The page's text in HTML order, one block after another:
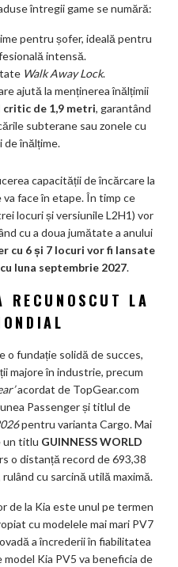
întregii game se numără:
pentru șofer, ideală pentru
intensă.
Walk Away Lock.
ajută la menținerea înălțimii
critic de 1,9 metri, garantând
subterane sau zonele cu
de înălțime.
capacității de încărcare la
va face în etape. În timp ce
locuri și versiunile L2H1) vor
cu a doua jumătate a anului
cu 6 și 7 locuri vor fi lansate
luna septembrie 2027.
RECUNOSCUT LA
o fundație solidă de succes,
majore în industrie, precum
acordat de TopGear.com
Passenger și titlul de
pentru varianta Cargo. Mai
un titlu GUINNESS WORLD
o distanță record de 693,38
cu sarcină utilă maximă.
de la Kia este unul pe termen
cu modelele mai mari PV7
a încrederii în fiabilitatea
Kia PV5 va beneficia de